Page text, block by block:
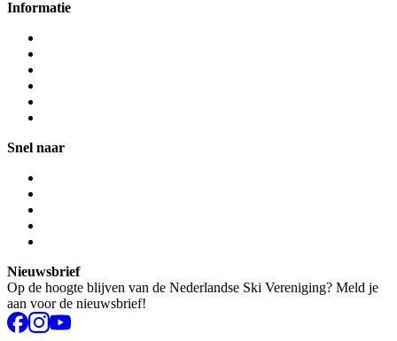
Informatie
Snel naar
Nieuwsbrief
Op de hoogte blijven van de Nederlandse Ski Vereniging? Meld je
aan voor de nieuwsbrief!